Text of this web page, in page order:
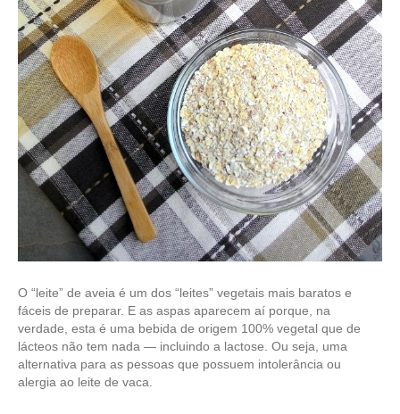
O “leite” de aveia é um dos “leites” vegetais mais baratos e
fáceis de preparar. E as aspas aparecem aí porque, na
verdade, esta é uma bebida de origem 100% vegetal que de
lácteos não tem nada — incluindo a lactose. Ou seja, uma
alternativa para as pessoas que possuem intolerância ou
alergia ao leite de vaca.